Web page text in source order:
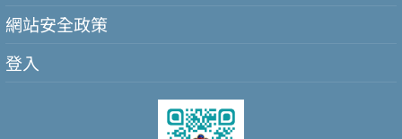
網站安全政策
登入